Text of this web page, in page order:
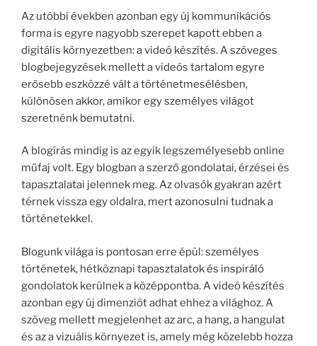
Az utóbbi években azonban egy új kommunikációs
forma is egyre nagyobb szerepet kapott ebben a
digitális környezetben: a videó készítés. A szöveges
blogbejegyzések mellett a videós tartalom egyre
erősebb eszközzé vált a történetmesélésben,
különösen akkor, amikor egy személyes világot
szeretnénk bemutatni.
A blogírás mindig is az egyik legszemélyesebb online
műfaj volt. Egy blogban a szerző gondolatai, érzései és
tapasztalatai jelennek meg. Az olvasók gyakran azért
térnek vissza egy oldalra, mert azonosulni tudnak a
történetekkel.
Blogunk világa is pontosan erre épül: személyes
történetek, hétköznapi tapasztalatok és inspiráló
gondolatok kerülnek a középpontba. A videó készítés
azonban egy új dimenziót adhat ehhez a világhoz. A
szöveg mellett megjelenhet az arc, a hang, a hangulat
és az a vizuális környezet is, amely még közelebb hozza